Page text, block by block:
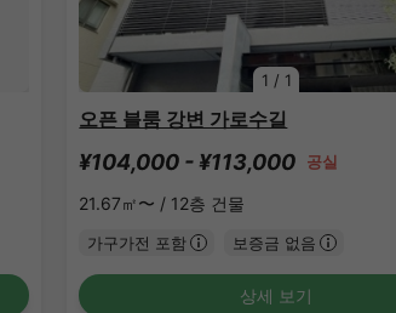
1 / 1
오픈 블룸 강변 가로수길
¥104,000 - ¥113,000 공실
21.67㎡〜 / 12층 건물
가구가전 포함 보증금 없음
상세 보기